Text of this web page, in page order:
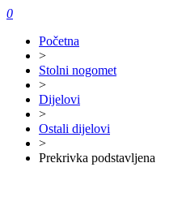
0
Početna
>
Stolni nogomet
>
Dijelovi
>
Ostali dijelovi
>
Prekrivka podstavljena